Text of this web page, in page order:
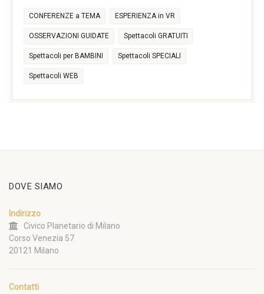
CONFERENZE a TEMA ESPERIENZA in VR
OSSERVAZIONI GUIDATE Spettacoli GRATUITI
Spettacoli per BAMBINI Spettacoli SPECIALI
Spettacoli WEB
DOVE SIAMO
Indirizzo
Civico Planetario di Milano
Corso Venezia 57
20121 Milano
Contatti